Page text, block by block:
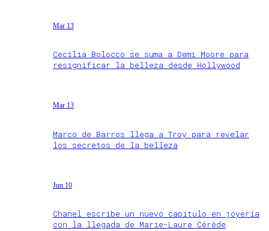
Mar 13
Cecilia Bolocco se suma a Demi Moore para
resignificar la belleza desde Hollywood
Mar 13
Marco de Barros llega a Troy para revelar
los secretos de la belleza
Jun 10
Chanel escribe un nuevo capítulo en joyería
con la llegada de Marie-Laure Cérède